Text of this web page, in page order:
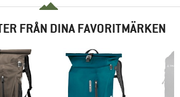
FRÅN DINA FAVORITMÄRKEN